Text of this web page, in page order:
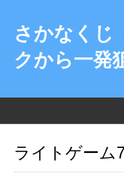
さかなくじ
クから一発
ライトゲーム